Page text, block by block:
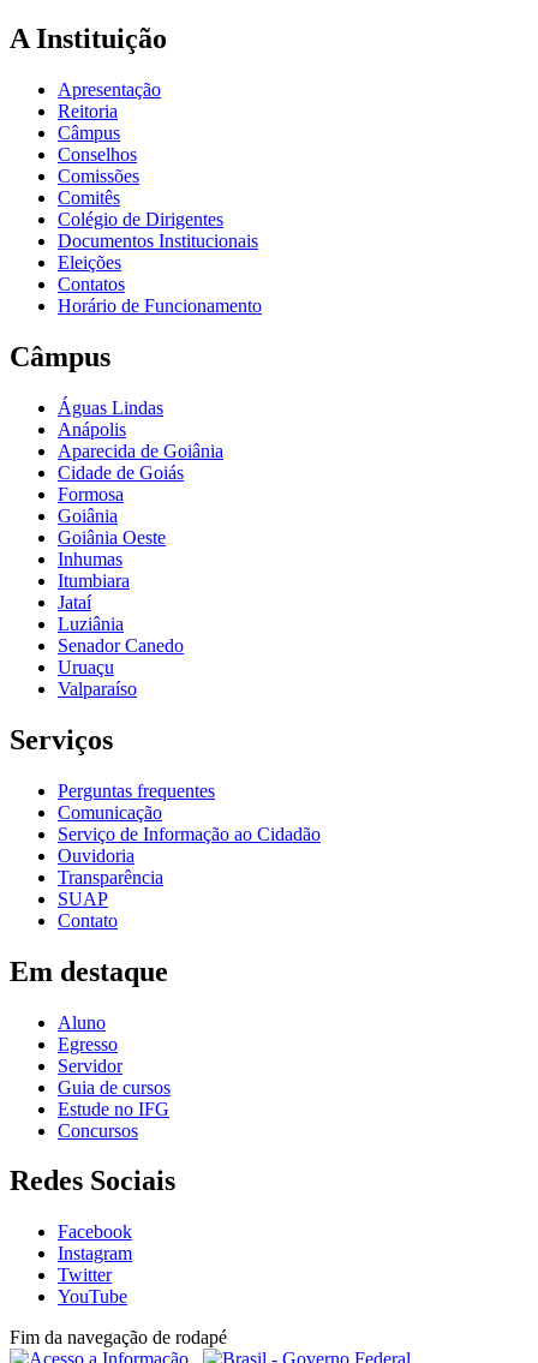
A Instituição
Apresentação
Reitoria
Câmpus
Conselhos
Comissões
Comitês
Colégio de Dirigentes
Documentos Institucionais
Eleições
Contatos
Horário de Funcionamento
Câmpus
Águas Lindas
Anápolis
Aparecida de Goiânia
Cidade de Goiás
Formosa
Goiânia
Goiânia Oeste
Inhumas
Itumbiara
Jataí
Luziânia
Senador Canedo
Uruaçu
Valparaíso
Serviços
Perguntas frequentes
Comunicação
Serviço de Informação ao Cidadão
Ouvidoria
Transparência
SUAP
Contato
Em destaque
Aluno
Egresso
Servidor
Guia de cursos
Estude no IFG
Concursos
Redes Sociais
Facebook
Instagram
Twitter
YouTube
Fim da navegação de rodapé